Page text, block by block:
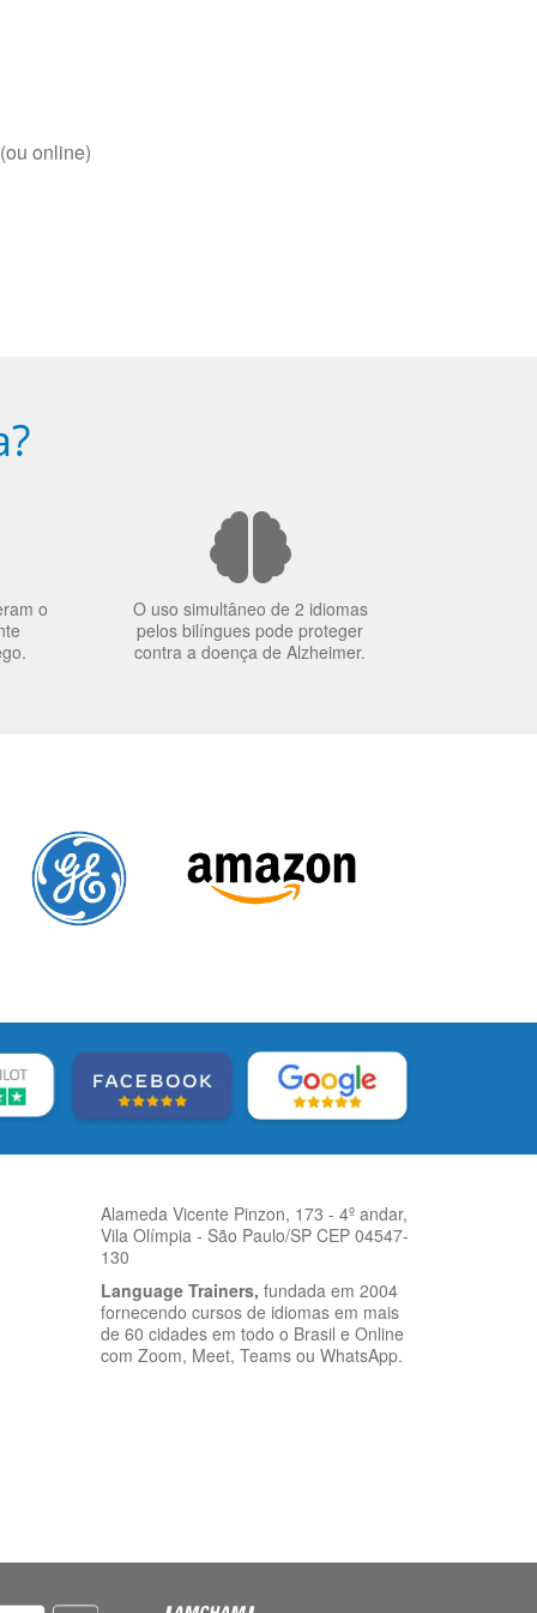
online)
o
O uso simultâneo de 2 idiomas
pelos bilíngues pode proteger
contra a doença de Alzheimer.
Alameda Vicente Pinzon, 173 - 4º andar,
Vila Olímpia - São Paulo/SP CEP 04547-
130
Language Trainers, fundada em 2004
fornecendo cursos de idiomas em mais
de 60 cidades em todo o Brasil e Online
com Zoom, Meet, Teams ou WhatsApp.